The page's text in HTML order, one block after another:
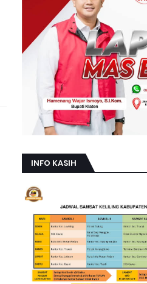
INFO KASIH